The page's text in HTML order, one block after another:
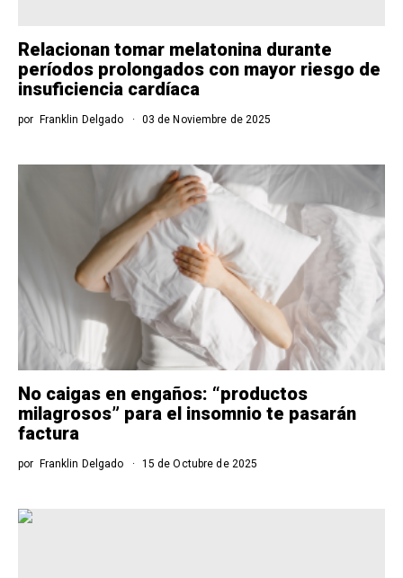
Relacionan tomar melatonina durante
períodos prolongados con mayor riesgo de
insuficiencia cardíaca
por Franklin Delgado 03 de Noviembre de 2025
No caigas en engaños: “productos
milagrosos” para el insomnio te pasarán
factura
por Franklin Delgado 15 de Octubre de 2025